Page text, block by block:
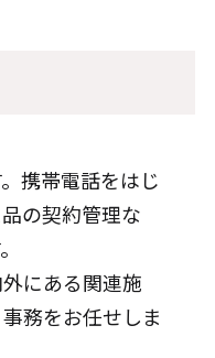
携帯電話をはじ
の契約管理な
にある関連施
務をお任せしま